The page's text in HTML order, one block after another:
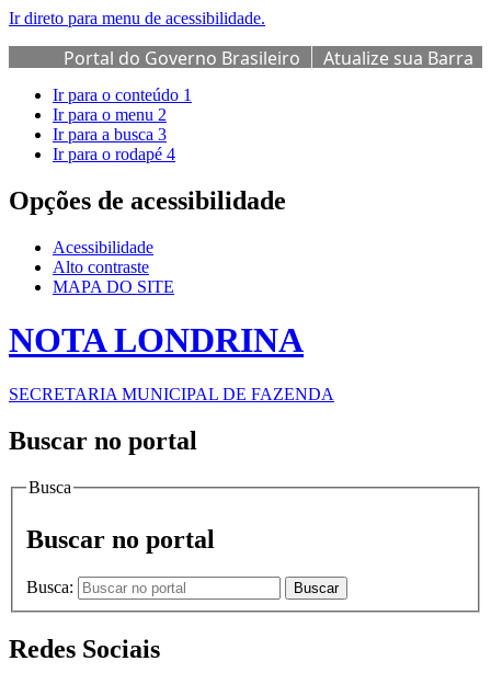
Ir direto para menu de acessibilidade.
Portal do Governo Brasileiro
Atualize sua Barra
de Governo
Ir para o conteúdo 1
Ir para o menu 2
Ir para a busca 3
Ir para o rodapé 4
Opções de acessibilidade
Acessibilidade
Alto contraste
MAPA DO SITE
NOTA LONDRINA
SECRETARIA MUNICIPAL DE FAZENDA
Buscar no portal
Busca
Buscar no portal
Busca: Buscar
Redes Sociais